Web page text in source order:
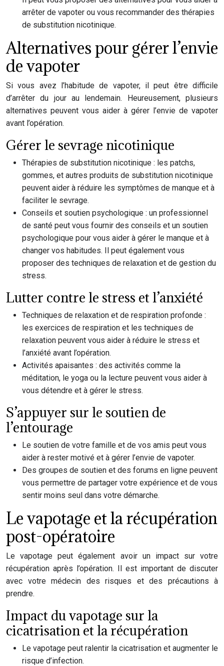
arrêter de vapoter ou vous recommander des thérapies
de substitution nicotinique.
Alternatives pour gérer l’envie
de vapoter
Si vous avez l’habitude de vapoter, il peut être difficile
d’arrêter du jour au lendemain. Heureusement, plusieurs
alternatives peuvent vous aider à gérer l’envie de vapoter
avant l’opération.
Gérer le sevrage nicotinique
Thérapies de substitution nicotinique : les patchs,
gommes, et autres produits de substitution nicotinique
peuvent aider à réduire les symptômes de manque et à
faciliter le sevrage.
Conseils et soutien psychologique : un professionnel
de santé peut vous fournir des conseils et un soutien
psychologique pour vous aider à gérer le manque et à
changer vos habitudes. Il peut également vous
proposer des techniques de relaxation et de gestion du
stress.
Lutter contre le stress et l’anxiété
Techniques de relaxation et de respiration profonde :
les exercices de respiration et les techniques de
relaxation peuvent vous aider à réduire le stress et
l’anxiété avant l’opération.
Activités apaisantes : des activités comme la
méditation, le yoga ou la lecture peuvent vous aider à
vous détendre et à gérer le stress.
S’appuyer sur le soutien de
l’entourage
Le soutien de votre famille et de vos amis peut vous
aider à rester motivé et à gérer l’envie de vapoter.
Des groupes de soutien et des forums en ligne peuvent
vous permettre de partager votre expérience et de vous
sentir moins seul dans votre démarche.
Le vapotage et la récupération
post-opératoire
Le vapotage peut également avoir un impact sur votre
récupération après l’opération. Il est important de discuter
avec votre médecin des risques et des précautions à
prendre.
Impact du vapotage sur la
cicatrisation et la récupération
Le vapotage peut ralentir la cicatrisation et augmenter le
risque d’infection.